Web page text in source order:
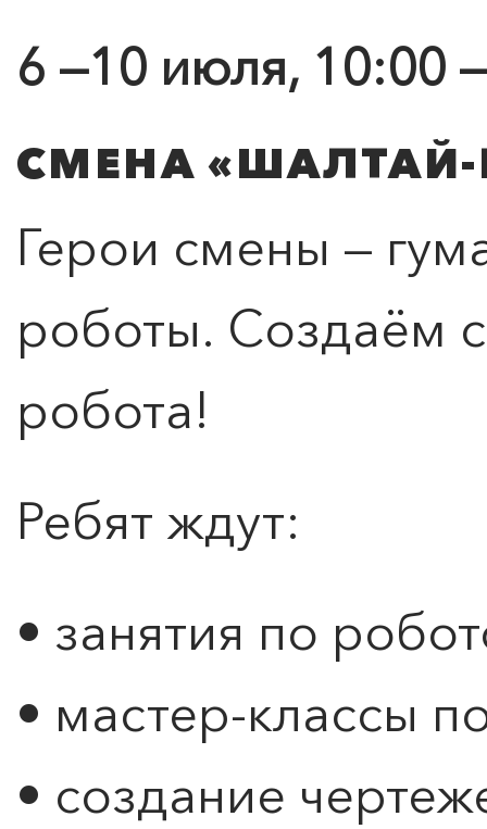
6 —10 июля, 10:00
СМЕНА «ШАЛТАЙ-
Герои смены —
роботы. Создаём
робота!
Ребят ждут:
• занятия по
• мастер-классы
• создание